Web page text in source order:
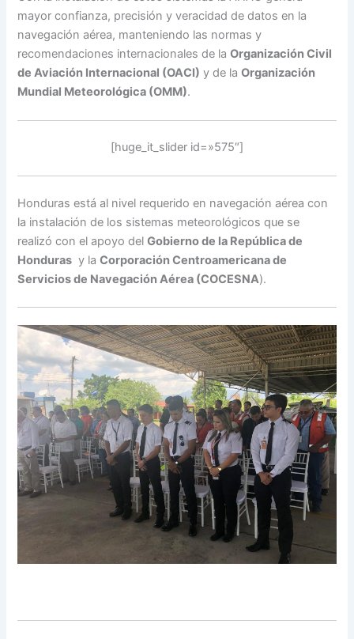
mayor confianza, precisión y veracidad de datos en la
navegación aérea, manteniendo las normas y
recomendaciones internacionales de laOrganización Civil
de Aviación Internacional (OACI) y de laOrganización
Mundial Meteorológica (OMM).
[huge_it_slider id=»575″]
Honduras está al nivel requerido en navegación aérea con
la instalación de los sistemas meteorológicos que se
realizó con el apoyo delGobierno de la República de
Honduras y laCorporación Centroamericana de
Servicios de Navegación Aérea (COCESNA).